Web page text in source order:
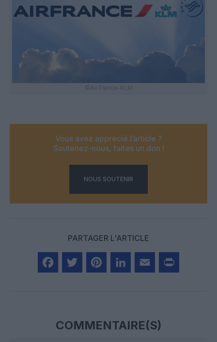
©Air France-KLM
Vous avez apprécié l’article ?
Soutenez-nous, faites un don !
NOUS SOUTENIR
PARTAGER L'ARTICLE
COMMENTAIRE(S)